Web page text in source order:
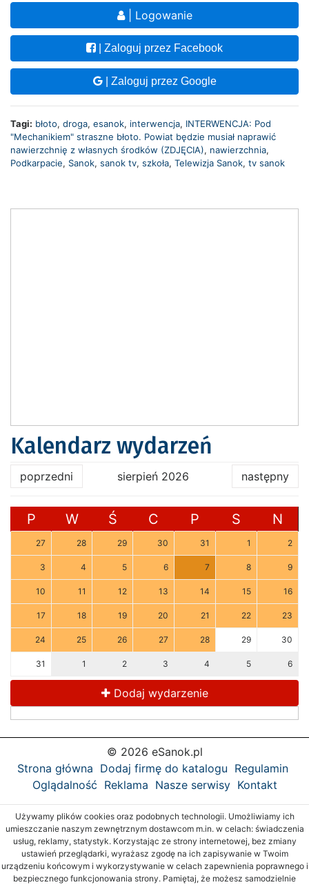
| Logowanie
| Zaloguj przez Facebook
| Zaloguj przez Google
Tagi: błoto, droga, esanok, interwencja, INTERWENCJA: Pod
"Mechanikiem" straszne błoto. Powiat będzie musiał naprawić
nawierzchnię z własnych środków (ZDJĘCIA), nawierzchnia,
Podkarpacie, Sanok, sanok tv, szkoła, Telewizja Sanok, tv sanok
Kalendarz wydarzeń
poprzedni sierpień 2026 następny
P W Ś C P S N
27 28 29 30 31 1 2
3 4 5 6 7 8 9
10 11 12 13 14 15 16
17 18 19 20 21 22 23
24 25 26 27 28 29 30
31 1 2 3 4 5 6
Dodaj wydarzenie
© 2026 eSanok.pl
Strona główna Dodaj firmę do katalogu Regulamin
Oglądalność Reklama Nasze serwisy Kontakt
Używamy plików cookies oraz podobnych technologii. Umożliwiamy ich
umieszczanie naszym zewnętrznym dostawcom m.in. w celach: świadczenia
usług, reklamy, statystyk. Korzystając ze strony internetowej, bez zmiany
ustawień przeglądarki, wyrażasz zgodę na ich zapisywanie w Twoim
urządzeniu końcowym i wykorzystywanie w celach zapewnienia poprawnego i
bezpiecznego funkcjonowania strony. Pamiętaj, że możesz samodzielnie